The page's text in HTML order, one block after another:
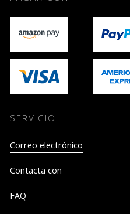
SERVICIO
Correo electrónico
Contacta con
FAQ